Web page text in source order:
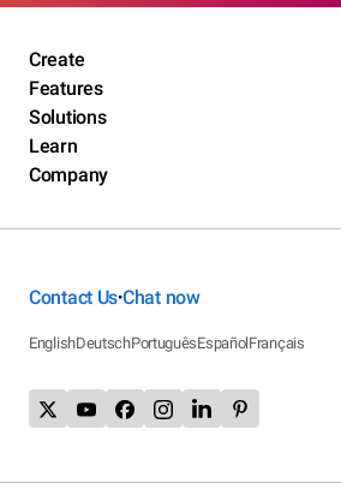
Create
Features
Solutions
Learn
Company
Contact Us•Chat now
EnglishDeutschPortuguêsEspañolFrançais